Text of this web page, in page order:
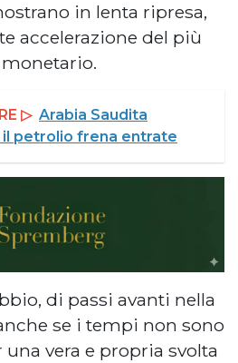
in lenta ripresa,
accelerazione del più
▷ Arabia Saudita
petrolio frena entrate
di passi avanti nella
se i tempi non sono
vera e propria svolta